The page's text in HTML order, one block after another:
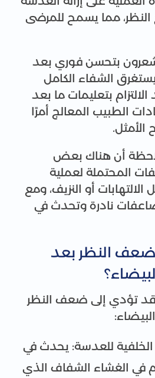
النظر، مما يسمح للمرضى
بتحسن فوري بعد
يستغرق الشفاء الكامل
بتعليمات ما بعد
الطبيب المعالج أمرًا
الأمثل.
أن هناك بعض
المحتملة لعملية
الالتهابات أو النزيف، ومع
نادرة وتحدث في
النظر بعد
تؤدي إلى ضعف النظر
الخلفية للعدسة: يحدث في
في الغشاء الشفاف الذي